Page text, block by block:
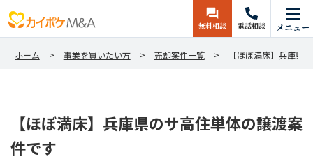
無料相談 電話相談 メニュー
ホーム 事業を買いたい方 売却案件一覧 【ほぼ満床】兵庫県
【ほぼ満床】兵庫県のサ高住単体の譲渡案
件です